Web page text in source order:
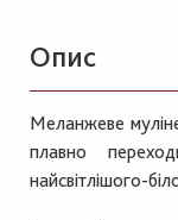
Опис
Меланжеве
плавно
найсвітлішого-